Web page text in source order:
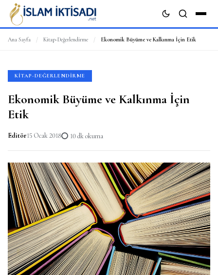
Ana Sayfa / Kitap-Değerlendirme / Ekonomik Büyüme ve Kalkınma İçin Etik
KITAP-DEĞERLENDIRME
Ekonomik Büyüme ve Kalkınma İçin
Etik
Editör15 Ocak 2018 10 dk okuma